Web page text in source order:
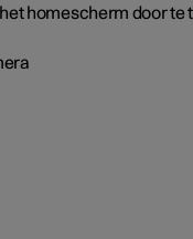
homescherm door te